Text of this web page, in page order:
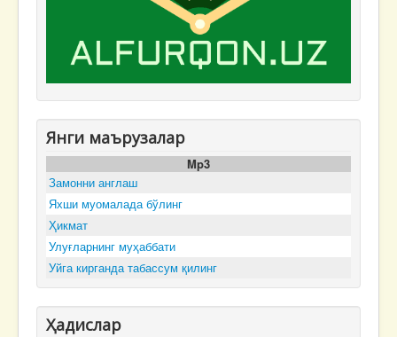
Янги маърузалар
Mp3
Замонни англаш
Яхши муомалада бўлинг
Ҳикмат
Улуғларнинг муҳаббати
Уйга кирганда табассум қилинг
Ҳадислар